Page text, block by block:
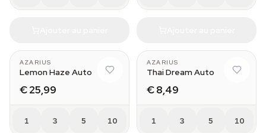
AZARIUS
Lemon Haze Auto
€ 25,99
1 3 5 10
AZARIUS
Thai Dream Auto
€ 8,49
1 3 5 10